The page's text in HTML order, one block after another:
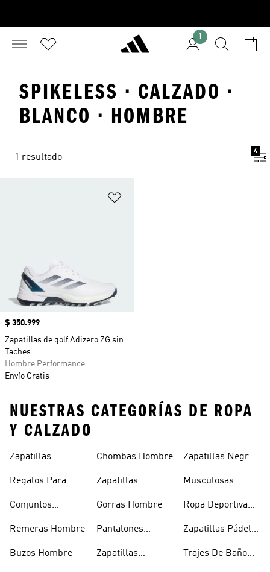
1
SPIKELESS · CALZADO ·
BLANCO · HOMBRE
1 resultado
4
Precio
$ 350.999
Zapatillas de golf Adizero ZG sin
Taches
Hombre Performance
Envío Gratis
NUESTRAS CATEGORÍAS DE ROPA
Y CALZADO
Zapatillas
Regalos Para
Conjuntos
Hombre
Remeras Hombre
Buzos Hombre
Hombre
Chombas Hombre
Zapatillas
Gorras Hombre
Pantalones
Hombre
Zapatillas
Zapatillas Negras
Musculosas
Ropa Deportiva
Zapatillas Pádel
Trajes De Baño